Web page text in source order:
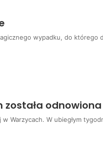
wypadku, do
została odnowiona
Warzycach. W ubiegłym